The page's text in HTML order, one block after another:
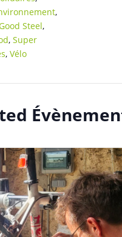
,
Steel,
, Super
, Vélo